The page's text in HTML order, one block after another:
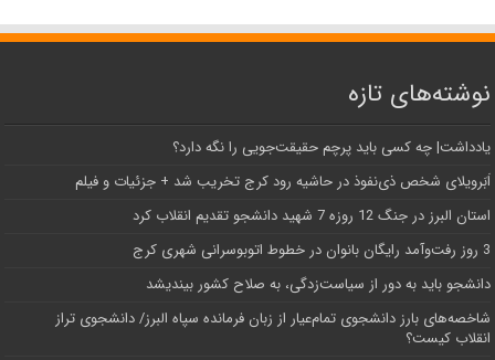
نوشته‌های تازه
یادداشت| ‌چه کسی باید پرچم حقیقت‌جویی را نگه دارد؟
اَبَر‌ویلای شخص ذی‌نفوذ در حاشیه‌ رود کرج تخریب شد + جزئیات و فیلم
استان البرز در جنگ 12 روزه 7 شهید دانشجو تقدیم انقلاب کرد
3 روز رفت‌وآمد رایگان بانوان در خطوط اتوبوسرانی شهری کرج
دانشجو باید به دور از سیاست‌زدگی، به صلاح کشور بیندیشد
شاخصه‌های بارز دانشجوی تمام‌عیار از زبان فرمانده سپاه البرز/ دانشجوی تراز
انقلاب کیست؟